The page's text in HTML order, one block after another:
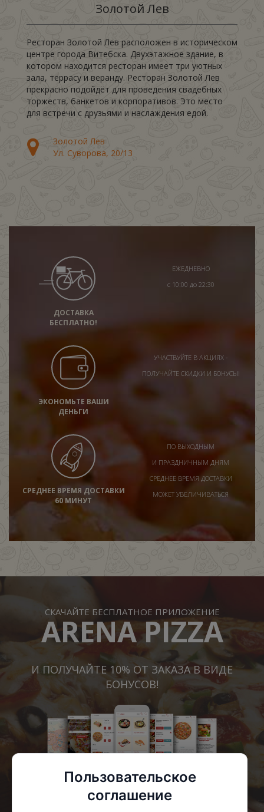
Золотой Лев
Ресторан Золотой Лев расположен в историческом
центре города Витебска. Двухэтажное здание, в
котором находится ресторан имеет три уютных
зала, террасу и веранду. Ресторан Золотой Лев
прекрасно подойдёт для проведения свадебных
торжеств, банкетов и корпоративов. Это место
для встречи с друзьями и наслаждения едой.
Золотой Лев
Ул. Суворова, 20/13
ДОСТАВКА
БЕСПЛАТНО!
ЕЖЕДНЕВНО
с 10:00 до 22:30
ЭКОНОМЬТЕ ВАШИ
ДЕНЬГИ
УЧАСТВУЙТЕ В АКЦИЯХ -
ПОЛУЧАЙТЕ СКИДКИ И БОНУСЫ!
СРЕДНЕЕ ВРЕМЯ ДОСТАВКИ
60 МИНУТ
ПО ВЫХОДНЫМ
И ПРАЗДНИЧНЫМ ДНЯМ
СРЕДНЕЕ ВРЕМЯ ДОСТАВКИ
МОЖЕТ УВЕЛИЧИВАТЬСЯ
СКАЧАЙТЕ БЕСПЛАТНОЕ ПРИЛОЖЕНИЕ
ARENA PIZZA
И ПОЛУЧАЙТЕ 10% ОТ ЗАКАЗА В ВИДЕ
БОНУСОВ!
Пользовательское
соглашение